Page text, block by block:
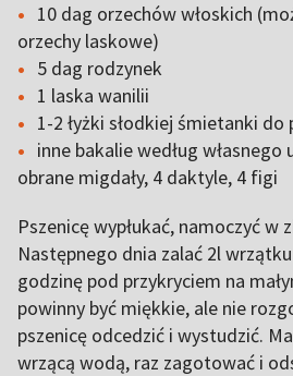
10 dag orzechów włoskich
orzechy laskowe)
5 dag rodzynek
1 laska wanilii
1-2 łyżki słodkiej śmietanki
inne bakalie według własnego
obrane migdały, 4 daktyle, 4 figi
Pszenicę wypłukać, namoczyć w
Następnego dnia zalać 2l
godzinę pod przykryciem na
powinny być miękkie, ale nie
pszenicę odcedzić i wystudzić.
wrzącą wodą, raz zagotować i